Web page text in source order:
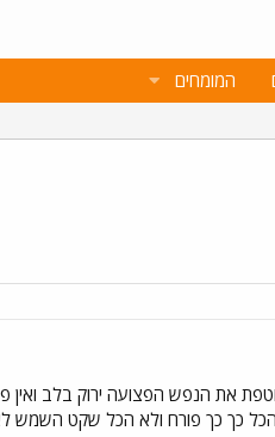
המומחים
את הנפש הפצועה ירוק בלב ואין
כך כך פורח ולא הכל שקט השמש